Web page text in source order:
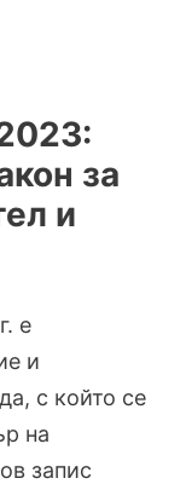
за
и
е
и
с който се
на
запис